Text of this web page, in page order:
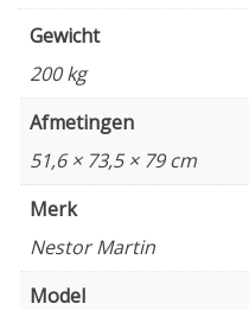
Gewicht
200 kg
Afmetingen
51,6 × 73,5 × 79 cm
Merk
Nestor Martin
Model